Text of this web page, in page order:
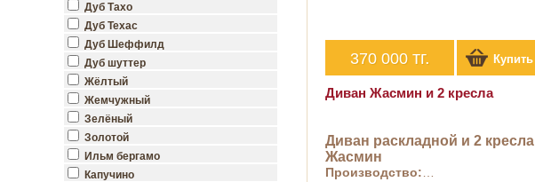
Дуб Тахо
Дуб Техас
Дуб Шеффилд
Дуб шуттер
Жёлтый
Жемчужный
Зелёный
Золотой
Ильм бергамо
Капучино
370 000 тг. Купить
Диван Жасмин и 2 кресла
Диван раскладной и 2 кресла
Жасмин
Производство: